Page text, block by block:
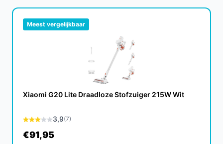
Dit zorgt ervoor dat u minder vaak het reservoir
hoeft te legen, ideaal voor grotere ruimtes.
Hoe lang gaat dit product mee?
De CREATE Robotstofzuiger is ontworpen voor
kunt u rekenen op een levensduur van meerdere jaren.
Is dit geschikt voor een huis met huisdieren?
Ja, de krachtige zuigkracht en HEPA-filter maken deze
Meest vergelijkbaar
Xiaomi G20 Lite Draadloze Stofzuiger 215W Wit
3,9(7)
€91,95